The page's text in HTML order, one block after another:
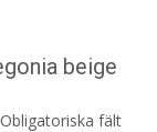
beige
Obligatoriska fält